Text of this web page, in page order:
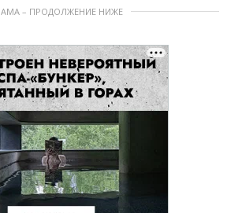
– ПРОДОЛЖЕНИЕ НИЖЕ